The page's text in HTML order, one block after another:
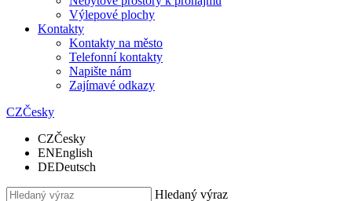
Výlepové plochy
Kontakty
Kontakty na město
Telefonní kontakty
Napište nám
Zajímavé odkazy
CZČesky
CZČesky
ENEnglish
DEDeutsch
Hledaný výraz